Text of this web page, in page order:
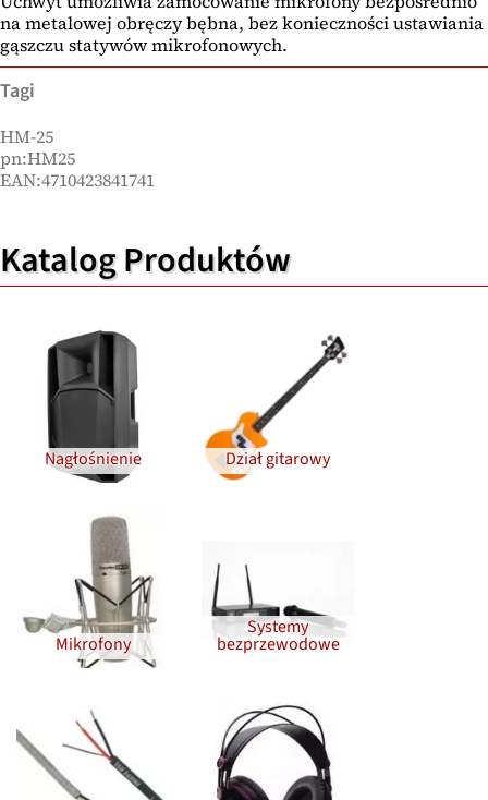
na metalowej obręczy bębna, bez konieczności ustawiania
gąszczu statywów mikrofonowych.
Tagi
HM-25
pn:HM25
EAN:4710423841741
Katalog Produktów
Nagłośnienie Dział gitarowy
Mikrofony
Systemy
bezprzewodowe